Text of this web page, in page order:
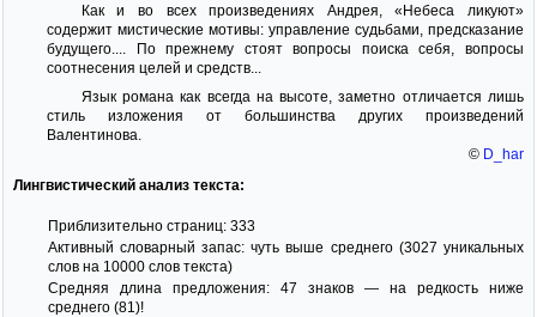
Как и во всех произведениях Андрея, «Небеса ликуют»
содержит мистические мотивы: управление судьбами, предсказание
будущего.... По прежнему стоят вопросы поиска себя, вопросы
соотнесения целей и средств...
Язык романа как всегда на высоте, заметно отличается лишь
стиль изложения от большинства других произведений
Валентинова.
© D_har
Лингвистический анализ текста:
Приблизительно страниц: 333
Активный словарный запас: чуть выше среднего (3027 уникальных
слов на 10000 слов текста)
Средняя длина предложения: 47 знаков — на редкость ниже
среднего (81)!